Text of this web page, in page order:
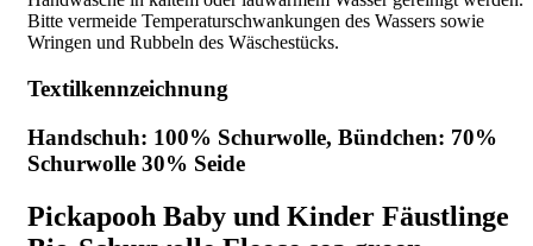
Bitte vermeide Temperaturschwankungen des Wassers sowie
Wringen und Rubbeln des Wäschestücks.
Textilkennzeichnung
Handschuh: 100% Schurwolle, Bündchen: 70%
Schurwolle 30% Seide
Pickapooh Baby und Kinder Fäustlinge